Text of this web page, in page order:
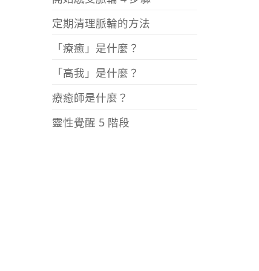
定期清理脈輪的方法
「療癒」是什麼？
「高我」是什麼？
療癒師是什麼？
靈性覺醒 5 階段